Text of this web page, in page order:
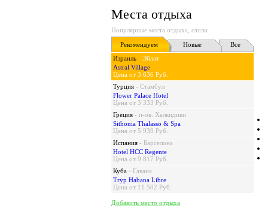
Места отдыха
Популярные места отдыха, отели
Рекомендуем
Новые
Все
Израиль - Эйлат
Astral Village
Цена от 3 636 Руб.
Турция - Стамбул
Flower Palace Hotel
Цена от 3 333 Руб.
Греция - п-ов. Халкидики
Sithonia Thalasso & Spa
Цена от 5 939 Руб.
Испания - Барселона
Hotel HCC Regente
Цена от 9 817 Руб.
Куба - Гавана
Tryp Habana Libre
Цена от 11 502 Руб.
Добавить место отдыха